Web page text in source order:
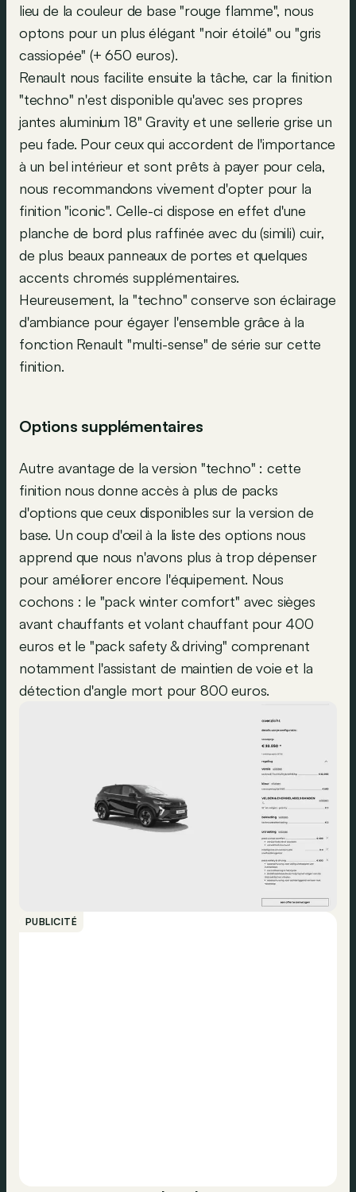
lieu de la couleur de base "rouge flamme", nous
optons pour un plus élégant "noir étoilé" ou "gris
cassiopée" (+ 650 euros).
Renault nous facilite ensuite la tâche, car la finition
"techno" n'est disponible qu'avec ses propres
jantes aluminium 18" Gravity et une sellerie grise un
peu fade. Pour ceux qui accordent de l'importance
à un bel intérieur et sont prêts à payer pour cela,
nous recommandons vivement d'opter pour la
finition "iconic". Celle-ci dispose en effet d'une
planche de bord plus raffinée avec du (simili) cuir,
de plus beaux panneaux de portes et quelques
accents chromés supplémentaires.
Heureusement, la "techno" conserve son éclairage
d'ambiance pour égayer l'ensemble grâce à la
fonction Renault "multi-sense" de série sur cette
finition.
Options supplémentaires
Autre avantage de la version "techno" : cette
finition nous donne accès à plus de packs
d'options que ceux disponibles sur la version de
base. Un coup d'œil à la liste des options nous
apprend que nous n'avons plus à trop dépenser
pour améliorer encore l'équipement. Nous
cochons : le "pack winter comfort" avec sièges
avant chauffants et volant chauffant pour 400
euros et le "pack safety & driving" comprenant
notamment l'assistant de maintien de voie et la
détection d'angle mort pour 800 euros.
PUBLICITÉ